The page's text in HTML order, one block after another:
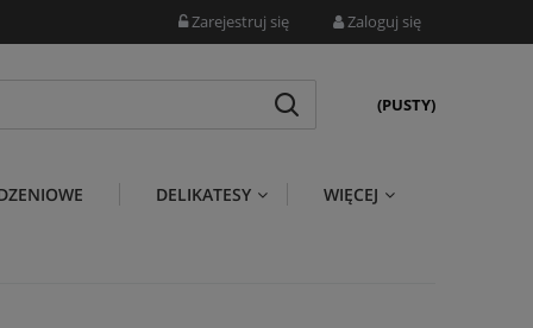
Zarejestruj się Zaloguj się
(PUSTY)
DELIKATESY WIĘCEJ